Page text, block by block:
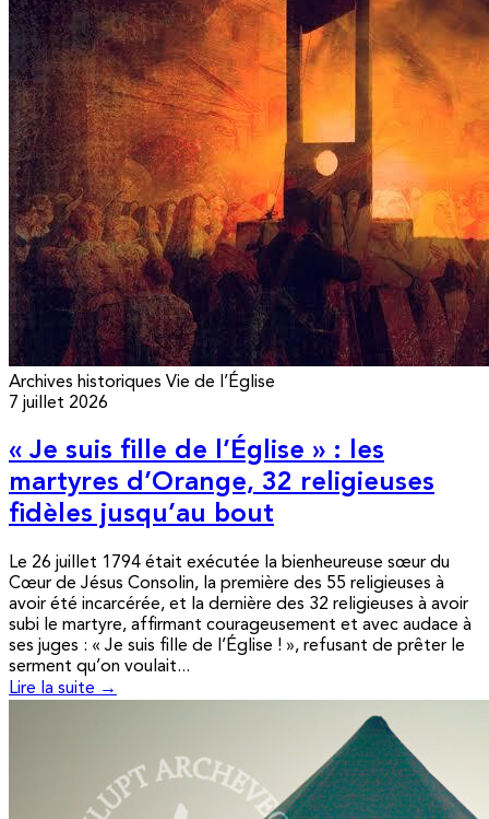
Archives historiques Vie de l’Église
7 juillet 2026
« Je suis fille de l’Église » : les
martyres d’Orange, 32 religieuses
fidèles jusqu’au bout
Le 26 juillet 1794 était exécutée la bienheureuse sœur du
Cœur de Jésus Consolin, la première des 55 religieuses à
avoir été incarcérée, et la dernière des 32 religieuses à avoir
subi le martyre, affirmant courageusement et avec audace à
ses juges : « Je suis fille de l’Église ! », refusant de prêter le
serment qu’on voulait...
Lire la suite →